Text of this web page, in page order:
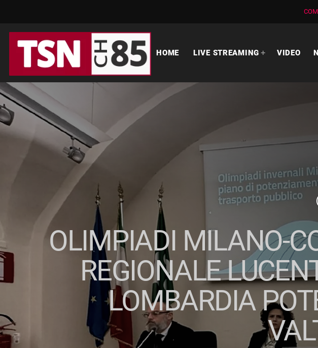
HOME LIVE STREAMING VIDEO
OLIMPIADI MILANO-
REGIONALE
LOMBARDIA